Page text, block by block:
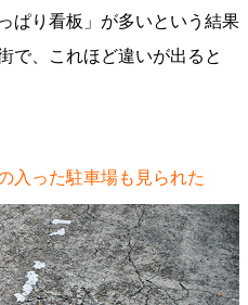
ぱり看板」が多いという結果
で、これほど違いが出ると
入った駐車場も見られた